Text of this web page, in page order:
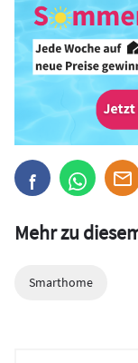
Mehr zu
Smarthome